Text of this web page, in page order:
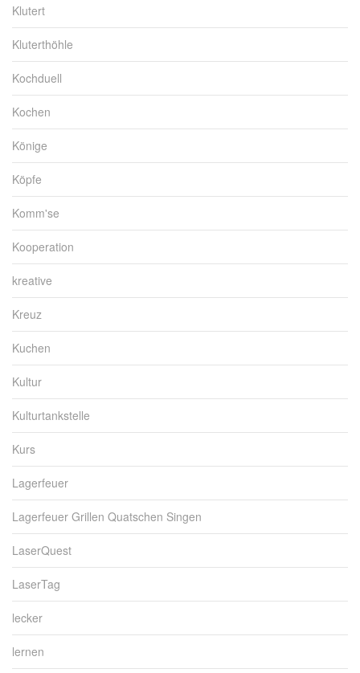
Klutert
Kluterthöhle
Kochduell
Kochen
Könige
Köpfe
Komm'se
Kooperation
kreative
Kreuz
Kuchen
Kultur
Kulturtankstelle
Kurs
Lagerfeuer
Lagerfeuer Grillen Quatschen Singen
LaserQuest
LaserTag
lecker
lernen